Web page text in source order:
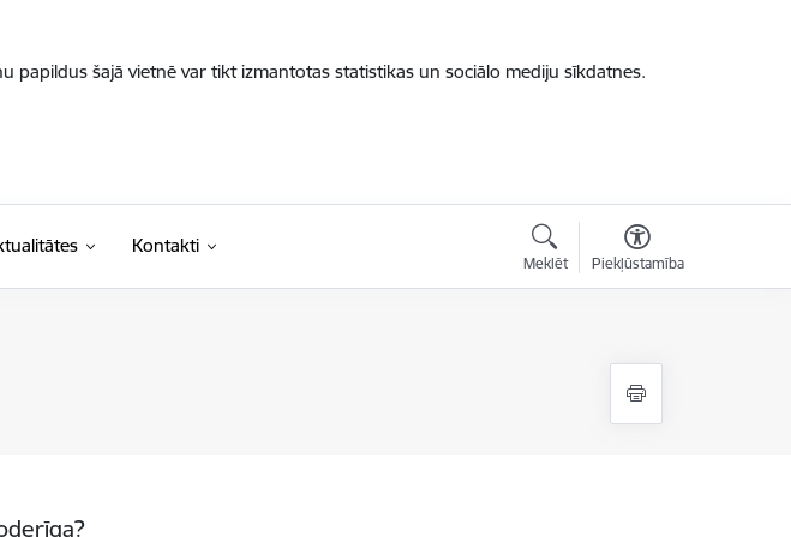
papildus šajā vietnē var tikt izmantotas statistikas un sociālo mediju sīkdatnes.
Kontakti
Meklēt Piekļūstamība